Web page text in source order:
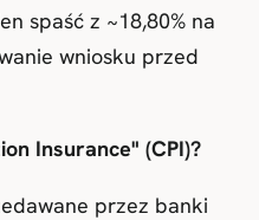
spaść z ~18,80% na
wniosku przed
Insurance" (CPI)?
przez banki